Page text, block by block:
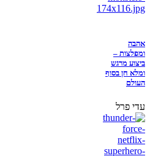
אהבה
ומפלצות –
ביצוע מרגש
ומלא חן בסוף
העולם
עדי פרל